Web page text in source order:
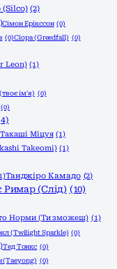
(Silco) (2)
Сімон Ерікссон (0)
(0)Сіора (Greedfall) (0)
Leon) (1)
ім'я) (0)
(0)
Такаші Міцуя (1)
Takeomi) (1)
Танджіро Камадо (2)
Римар (Слід) (10)
Норми (Ти зможеш) (1)
(Twilight Sparkle) (0)
Тед Тонкс (0)
(Taeyong) (0)